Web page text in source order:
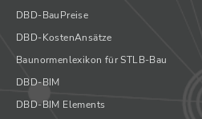
DBD-BauPreise
DBD-KostenAnsätze
Baunormenlexikon für STLB-Bau
DBD-BIM
DBD-BIM Elements